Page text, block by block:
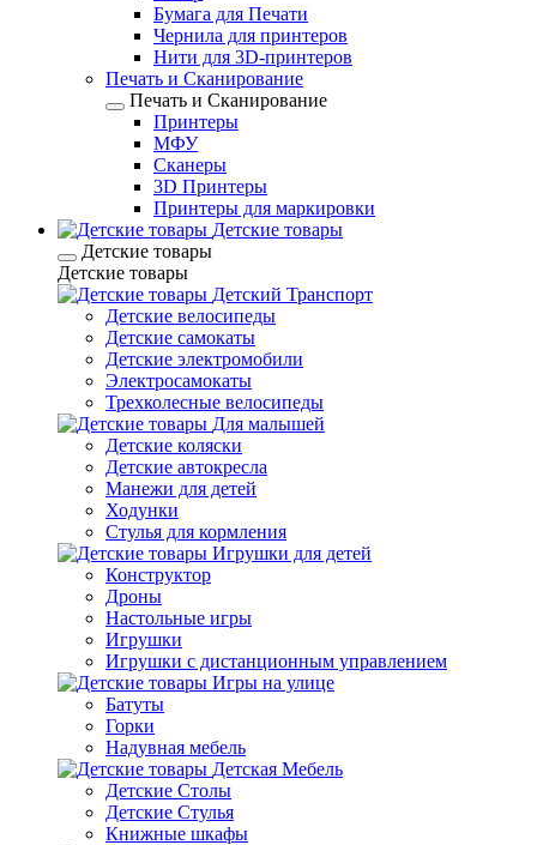
Бумага для Печати
Чернила для принтеров
Нити для 3D-принтеров
Печать и Сканирование
Печать и Сканирование
Принтеры
МФУ
Сканеры
3D Принтеры
Принтеры для маркировки
Детские товары
Детские товары
Детские товары
Детский Транспорт
Детские велосипеды
Детские самокаты
Детские электромобили
Электросамокаты
Трехколесные велосипеды
Для малышей
Детские коляски
Детские автокресла
Манежи для детей
Ходунки
Стулья для кормления
Игрушки для детей
Конструктор
Дроны
Настольные игры
Игрушки
Игрушки c дистанционным управлением
Игры на улице
Батуты
Горки
Надувная мебель
Детская Мебель
Детские Столы
Детские Стулья
Книжные шкафы